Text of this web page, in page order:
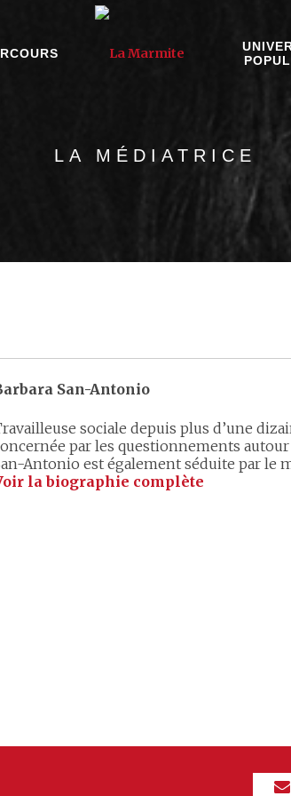
LA MÉDIATRICE
San-Antonio
sociale depuis plus d’une
par les questionnements
Antonio est également séduite par le
la biographie complète